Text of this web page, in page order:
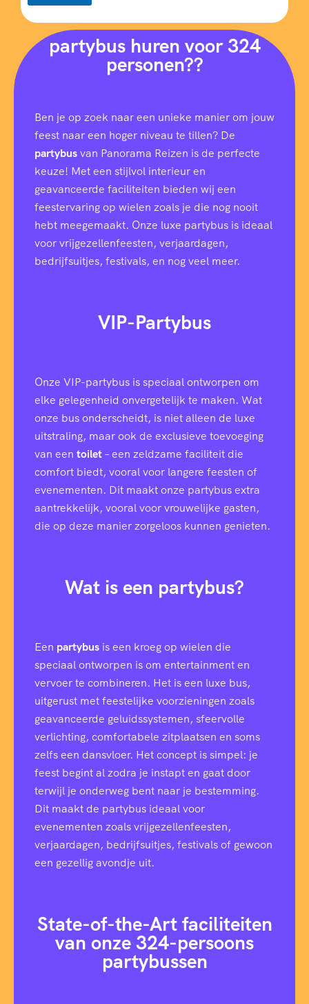
partybus huren voor 324
personen??
Ben je op zoek naar een unieke manier om jouw
feest naar een hoger niveau te tillen? De
partybusvan Panorama Reizen is de perfecte
keuze! Met een stijlvol interieur en
geavanceerde faciliteiten bieden wij een
feestervaring op wielen zoals je die nog nooit
hebt meegemaakt. Onze luxe partybus is ideaal
voor vrijgezellenfeesten, verjaardagen,
bedrijfsuitjes, festivals, en nog veel meer.
VIP-Partybus
Onze VIP-partybus is speciaal ontworpen om
elke gelegenheid onvergetelijk te maken. Wat
onze bus onderscheidt, is niet alleen de luxe
uitstraling, maar ook de exclusieve toevoeging
van een toilet– een zeldzame faciliteit die
comfort biedt, vooral voor langere feesten of
evenementen. Dit maakt onze partybus extra
aantrekkelijk, vooral voor vrouwelijke gasten,
die op deze manier zorgeloos kunnen genieten.
Wat is een partybus?
Een partybus is een kroeg op wielen die
speciaal ontworpen is om entertainment en
vervoer te combineren. Het is een luxe bus,
uitgerust met feestelijke voorzieningen zoals
geavanceerde geluidssystemen, sfeervolle
verlichting, comfortabele zitplaatsen en soms
zelfs een dansvloer. Het concept is simpel: je
feest begint al zodra je instapt en gaat door
terwijl je onderweg bent naar je bestemming.
Dit maakt de partybus ideaal voor
evenementen zoals vrijgezellenfeesten,
verjaardagen, bedrijfsuitjes, festivals of gewoon
een gezellig avondje uit.
State-of-the-Art faciliteiten
van onze 324-persoons
partybussen